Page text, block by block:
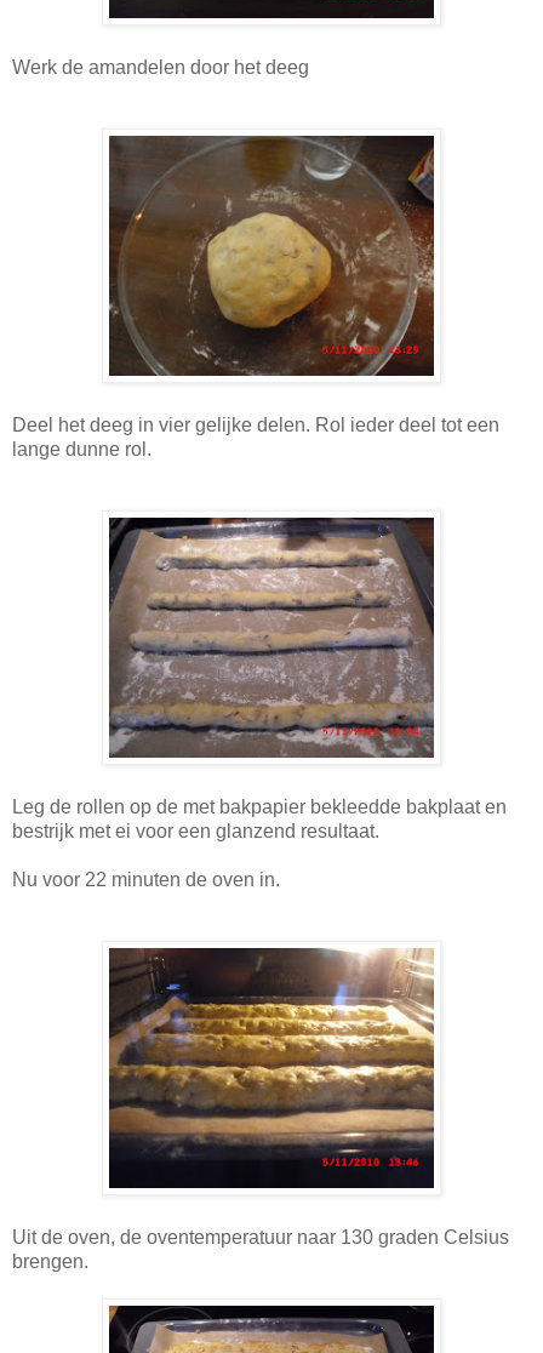
Werk de amandelen door het deeg
Deel het deeg in vier gelijke delen. Rol ieder deel tot een
lange dunne rol.
Leg de rollen op de met bakpapier bekleedde bakplaat en
bestrijk met ei voor een glanzend resultaat.
Nu voor 22 minuten de oven in.
Uit de oven, de oventemperatuur naar 130 graden Celsius
brengen.